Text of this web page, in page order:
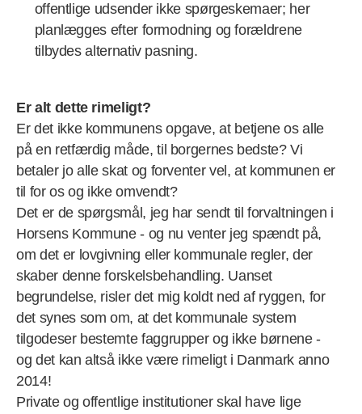
offentlige udsender ikke spørgeskemaer; her
planlægges efter formodning og forældrene
tilbydes alternativ pasning.
Er alt dette rimeligt?
Er det ikke kommunens opgave, at betjene os alle
på en retfærdig måde, til borgernes bedste? Vi
betaler jo alle skat og forventer vel, at kommunen er
til for os og ikke omvendt?
Det er de spørgsmål, jeg har sendt til forvaltningen i
Horsens Kommune - og nu venter jeg spændt på,
om det er lovgivning eller kommunale regler, der
skaber denne forskelsbehandling. Uanset
begrundelse, risler det mig koldt ned af ryggen, for
det synes som om, at det kommunale system
tilgodeser bestemte faggrupper og ikke børnene -
og det kan altså ikke være rimeligt i Danmark anno
2014!
Private og offentlige institutioner skal have lige